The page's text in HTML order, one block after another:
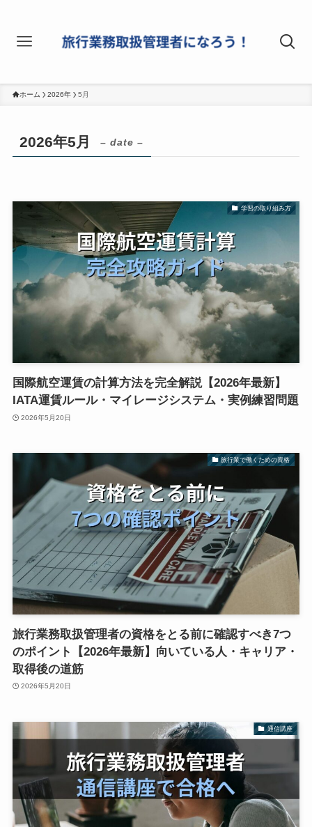
ホーム 2026年 5月
2026年5月 – date –
学習の取り組み方
国際航空運賃の計算方法を完全解説【2026年最新】
IATA運賃ルール・マイレージシステム・実例練習問題
2026年5月20日
旅行業で働くための資格
旅行業務取扱管理者の資格をとる前に確認すべき7つ
のポイント【2026年最新】向いている人・キャリア・
取得後の道筋
2026年5月20日
通信講座